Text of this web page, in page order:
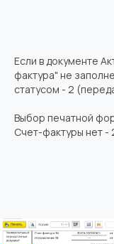
Если в документе
фактура" не
статусом - 2
Выбор печатной
Счет-фактуры нет -